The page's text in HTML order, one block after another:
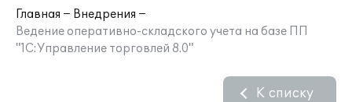
Главная
Внедрения
Ведение оперативно-складского учета на базе ПП
"1С:Управление торговлей 8.0"
К списку